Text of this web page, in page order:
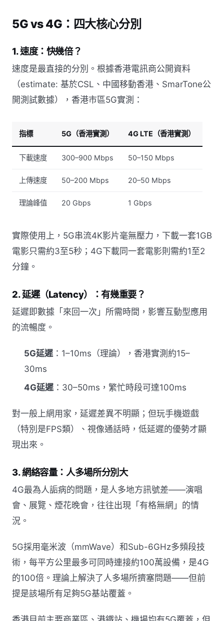
5G vs 4G：四大核心分別
1. 速度：快幾倍？
速度是最直接的分別。根據香港電訊商公開資料
（estimate: 基於CSL、中國移動香港、SmarTone公
開測試數據），香港市區5G實測：
指標 5G（香港實測） 4G LTE（香港實測）
下載速度 300–900 Mbps 50–150 Mbps
上傳速度 50–200 Mbps 20–50 Mbps
理論峰值 20 Gbps 1 Gbps
實際使用上，5G串流4K影片毫無壓力，下載一套1GB
電影只需約3至5秒；4G下載同一套電影則需約1至2
分鐘。
2. 延遲（Latency）：有幾重要？
延遲即數據「來回一次」所需時間，影響互動型應用
的流暢度。
5G延遲 ：1–10ms（理論），香港實測約15–
30ms
4G延遲：30–50ms，繁忙時段可達100ms
對一般上網用家，延遲差異不明顯；但玩手機遊戲
（特別是FPS類）、視像通話時，低延遲的優勢才顯
現出來。
3. 網絡容量：人多場所分別大
4G最為人詬病的問題，是人多地方訊號差——演唱
會、展覽、煙花晚會，往往出現「有格無網」的情
況。
5G採用毫米波（mmWave）和Sub-6GHz多頻段技
術，每平方公里最多可同時連接約100萬設備，是4G
的100倍。理論上解決了人多場所擠塞問題——但前
提是該場所有足夠5G基站覆蓋。